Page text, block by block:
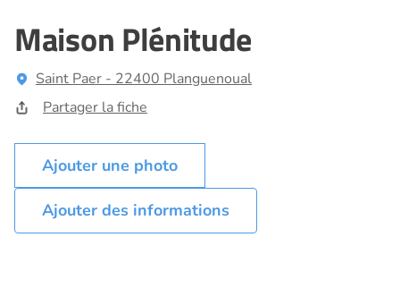
Maison Plénitude
Saint Paer - 22400 Planguenoual
Partager la fiche
Ajouter des informations